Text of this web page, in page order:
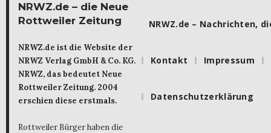
NRWZ.de – die Neue
Rottweiler Zeitung
NRWZ.de ist die Website der
NRWZ Verlag GmbH & Co. KG.
NRWZ, das bedeutet Neue
Rottweiler Zeitung. 2004
erschien diese erstmals.
Rottweiler Bürger haben die
NRWZ.de – Nachrichten,
Kontakt Impressum
Datenschutzerklärung